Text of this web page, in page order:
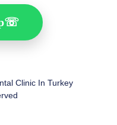
☏
Clinic In Turkey